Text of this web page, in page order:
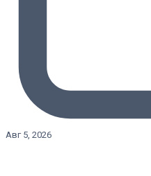
Авг 5, 2026